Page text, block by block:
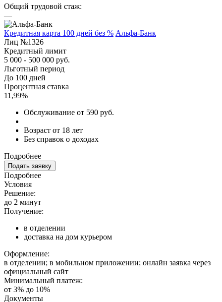
Общий трудовой стаж:
—
Кредитная карта 100 дней без % Альфа-Банк
Лиц №1326
Кредитный лимит
5 000 - 500 000 руб.
Льготный период
До 100 дней
Процентная ставка
11,99%
Обслуживание от 590 руб.
Возраст от 18 лет
Без справок о доходах
Подробнее
Подать заявку
Подробнее
Условия
Решение:
до 2 минут
Получение:
в отделении
доставка на дом курьером
Оформление:
в отделении; в мобильном приложении; онлайн заявка через
официальный сайт
Минимальный платеж:
от 3% до 10%
Документы